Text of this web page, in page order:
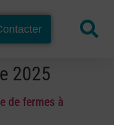
2025
de fermes à